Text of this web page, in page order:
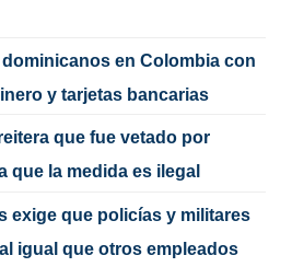
en Colombia con
y tarjetas bancarias
que fue vetado por
que la medida es ilegal
exige que policías y militares
igual que otros empleados